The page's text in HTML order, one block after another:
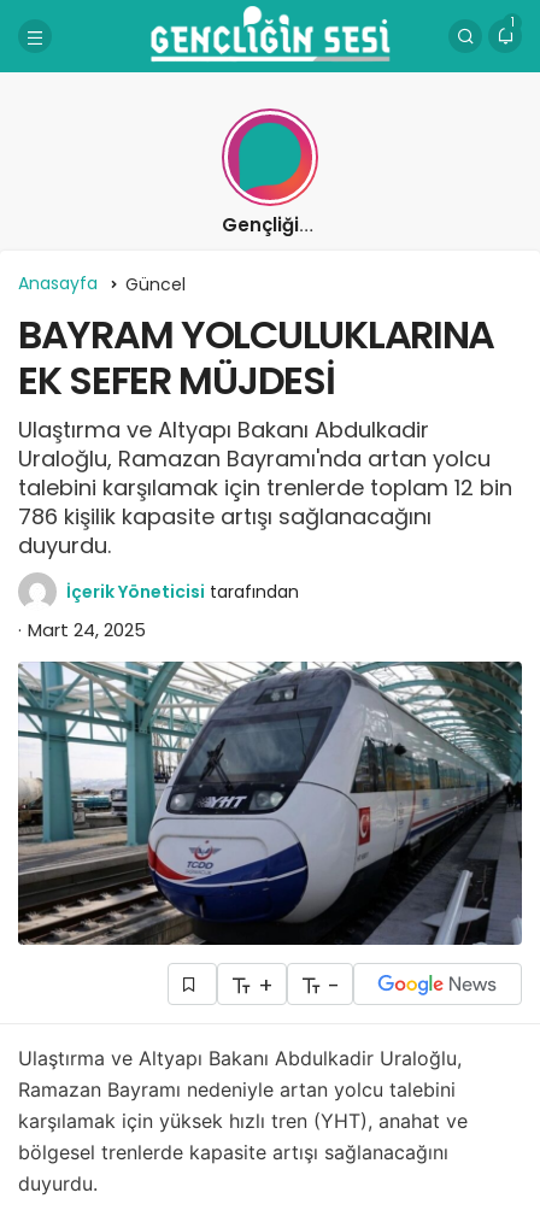
1
Gençliğin Sesi
Anasayfa Güncel
BAYRAM YOLCULUKLARINA
EK SEFER MÜJDESİ
Ulaştırma ve Altyapı Bakanı Abdulkadir
Uraloğlu, Ramazan Bayramı'nda artan yolcu
talebini karşılamak için trenlerde toplam 12 bin
786 kişilik kapasite artışı sağlanacağını
duyurdu.
İçerik Yöneticisi tarafından
Mart 24, 2025
+ -
Ulaştırma ve Altyapı Bakanı Abdulkadir Uraloğlu,
Ramazan Bayramı nedeniyle artan yolcu talebini
karşılamak için yüksek hızlı tren (YHT), anahat ve
bölgesel trenlerde kapasite artışı sağlanacağını
duyurdu.